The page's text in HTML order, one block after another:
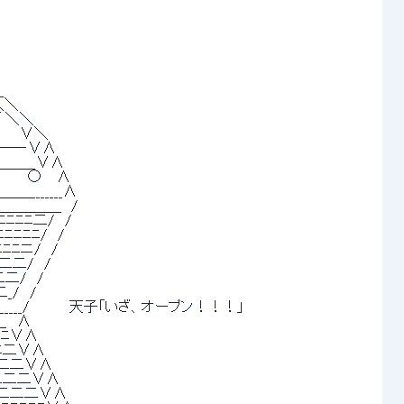
＼
＼＼
　　∨＼
＿_∨∧
　 ○　 ∧
_______∧
＿＿＿　/
ﾆﾆﾆ二/　/
ﾆﾆﾆ/　/
ﾆニ/　/
/　/
二/　/
　/
　　　　天子「いざ、オープン！！！」
∧
ﾆﾆ∨∧
二∨∧
二∨∧
二二∨∧
二二∨∧